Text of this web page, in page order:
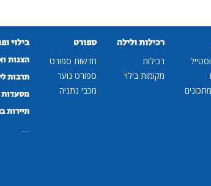
רכילות ולילה
רכילות
מקומות בילוי
ספורט
חדשות ספורט
ספורט נוער
מכבי נתניה
בילוי
הצגות
תרבות
מסעדות
תיירות
...